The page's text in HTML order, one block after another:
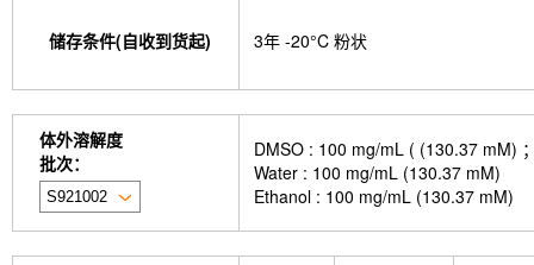
Antibody (Rabbit mAb) [M19D5]
NK1.1 Antibody [PK136]
PB Mouse NK1.1
hydrochloride
ATP5A1 Rabbit Recombinant
Monocrotaline
Angelic acid Succinic acid
GDF15 Antibody (Rabbit mAb) [G3D13]
储存条件(自收到货起) 3年 -20°C 粉状
体外溶解度
批次：
DMSO : 100 mg/mL ( (130.37 mM)
Water : 100 mg/mL (130.37 mM)
Ethanol : 100 mg/mL (130.37 mM)